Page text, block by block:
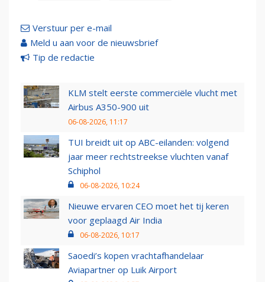
Verstuur per e-mail
Meld u aan voor de nieuwsbrief
Tip de redactie
KLM stelt eerste commerciële vlucht met
Airbus A350-900 uit
06-08-2026, 11:17
TUI breidt uit op ABC-eilanden: volgend
jaar meer rechtstreekse vluchten vanaf
Schiphol
06-08-2026, 10:24
Nieuwe ervaren CEO moet het tij keren
voor geplaagd Air India
06-08-2026, 10:17
Saoedi’s kopen vrachtafhandelaar
Aviapartner op Luik Airport